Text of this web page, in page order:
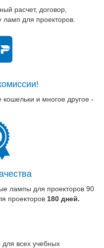
расчет, договор,
ламп для проекторов.
и многое другое -
лампы для проекторов 90
проекторов 180 дней.
всех учебных